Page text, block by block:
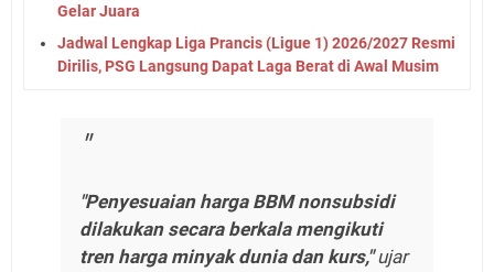
Gelar Juara
Jadwal Lengkap Liga Prancis (Ligue 1) 2026/2027 Resmi
Dirilis, PSG Langsung Dapat Laga Berat di Awal Musim
"Penyesuaian harga BBM nonsubsidi
dilakukan secara berkala mengikuti
tren harga minyak dunia dan kurs,"ujar